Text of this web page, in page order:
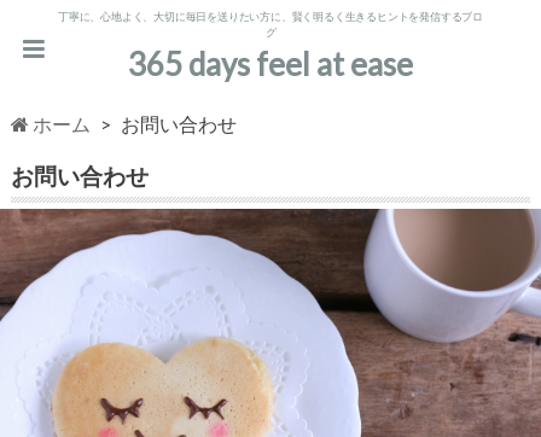
丁寧に、心地よく、大切に毎日を送りたい方に、賢く明るく生きるヒントを発信するブロ
グ
365 days feel at ease
ホーム お問い合わせ
お問い合わせ